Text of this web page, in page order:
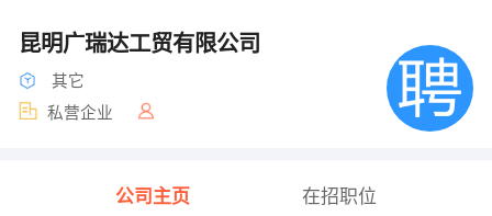
昆明广瑞达工贸有限公司
其它
私营企业
公司主页 在招职位